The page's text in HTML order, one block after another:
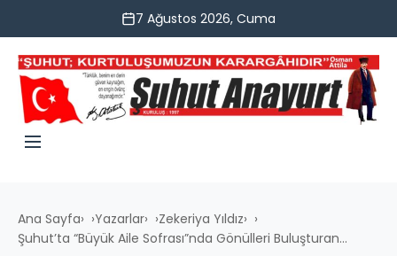
7 Ağustos 2026, Cuma
Ana Sayfa› Yazarlar› Zekeriya Yıldız›
Şuhut’ta “Büyük Aile Sofrası”nda Gönülleri Buluşturan...